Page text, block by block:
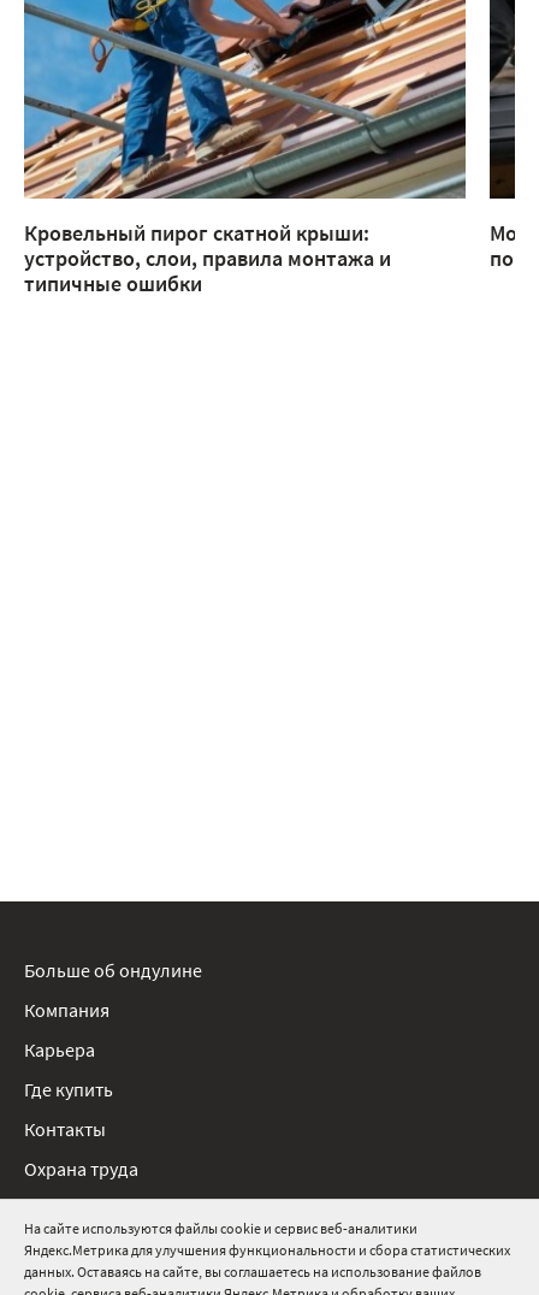
На сайте используются файлы cookie и сервис веб-аналитики
Яндекс.Метрика для улучшения функциональности и сбора статистических
данных. Оставаясь на сайте, вы соглашаетесь на использование файлов
Кровельный пирог скатной крыши:
устройство, слои, правила монтажа и
типичные ошибки
8 800 511 91 82
Больше об ондулине
Компания
Карьера
Где купить
Контакты
Охрана труда